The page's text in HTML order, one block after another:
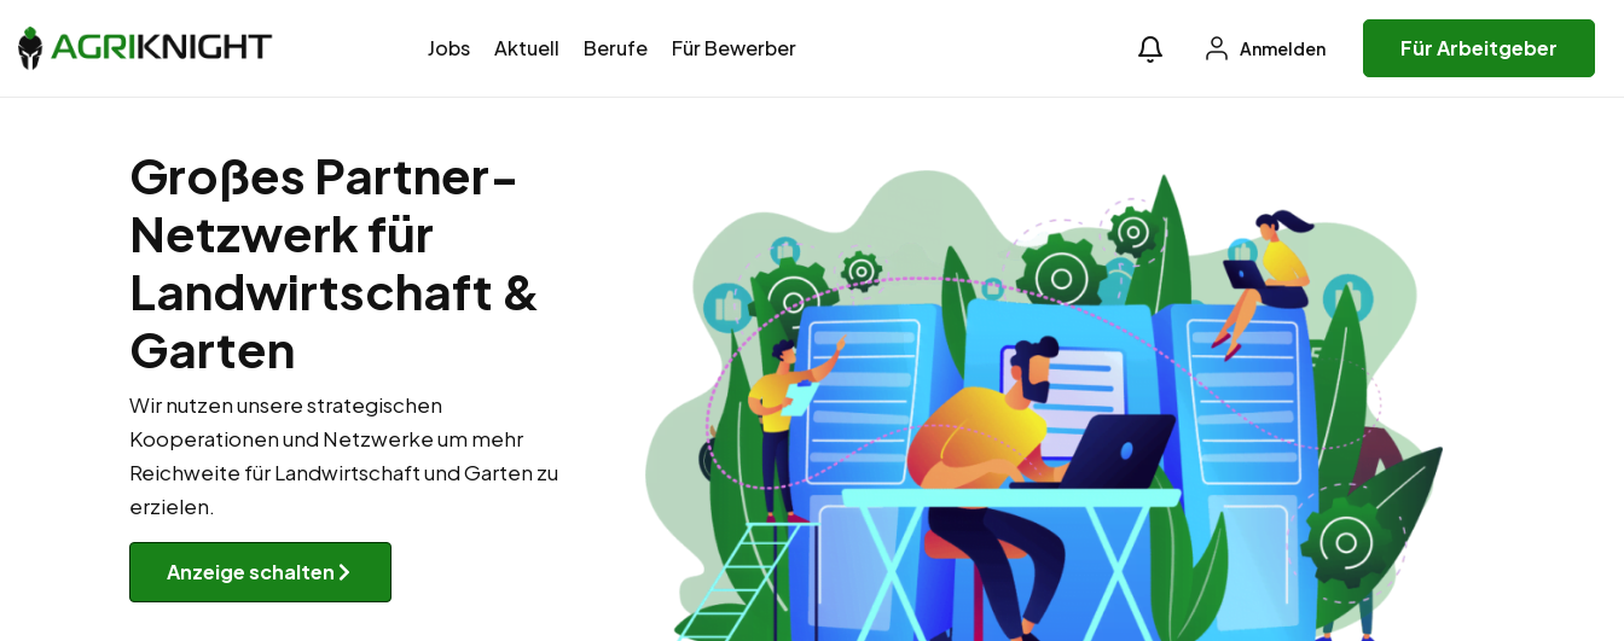
Jobs Aktuell Berufe Für Bewerber Anmelden Für Arbeitgeber
Großes Partner-
Netzwerk für
Landwirtschaft &
Garten
Wir nutzen unsere strategischen
Kooperationen und Netzwerke um mehr
Reichweite für Landwirtschaft und Garten zu
erzielen.
Anzeige schalten